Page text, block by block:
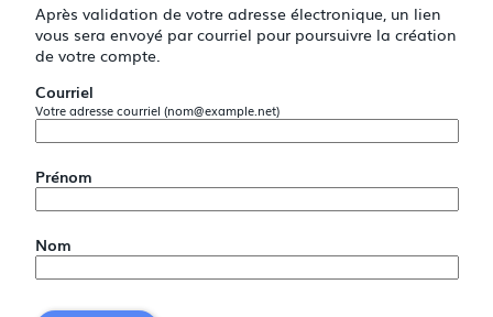
Après validation de votre adresse électronique, un lien
vous sera envoyé par courriel pour poursuivre la création
de votre compte.
Courriel
Votre adresse courriel (nom@example.net)
Prénom
Nom